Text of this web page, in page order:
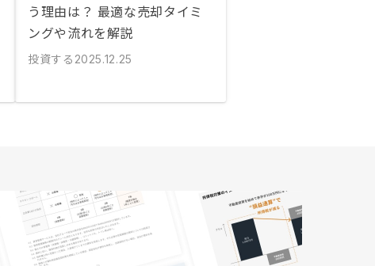
う理由は？ 最適な売却タイミ
ングや流れを解説
投資する 2025.12.25